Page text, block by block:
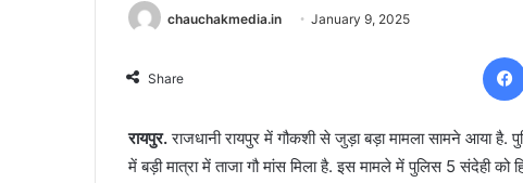
chauchakmedia.in January 9, 2025
Share
रायपुर.राजधानी रायपुर में गौकशी से जुड़ा बड़ा मामला सामने आया है.
में बड़ी मात्रा में ताजा गौ मांस मिला है. इस मामले में पुलिस 5 संदेही